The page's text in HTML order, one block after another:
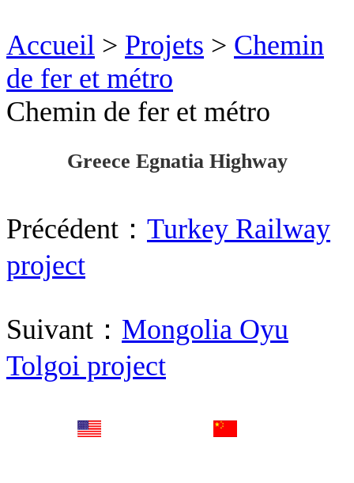
Accueil > Projets > Chemin
de fer et métro
Chemin de fer et métro
Greece Egnatia Highway
Précédent： Turkey Railway
project
Suivant： Mongolia Oyu
Tolgoi project